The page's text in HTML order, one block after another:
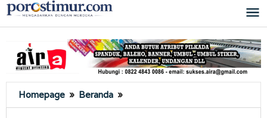
Lewati
ke
Homepage » Beranda »
Kantor